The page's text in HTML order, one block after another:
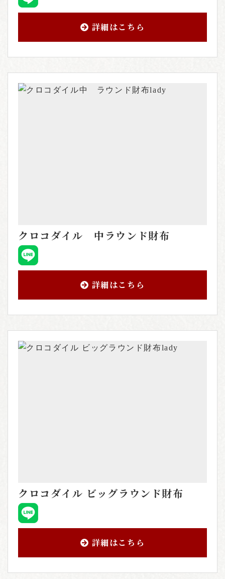
詳細はこちら
クロコダイル 中ラウンド財布
詳細はこちら
クロコダイル ビッグラウンド財布
詳細はこちら